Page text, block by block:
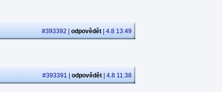
#393392 | odpovědět | 4.8 13:49
#393391 | odpovědět | 4.8 11:38